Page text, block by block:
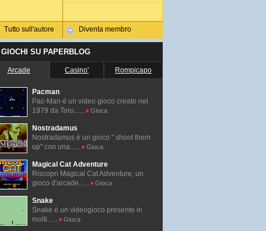
Tutto sull'autore Diventa membro
I GIOCHI SU PAPERBLOG
Arcade Casino' Rompicapo
Pacman
Pac-Man é un video gioco creato nel
1979 da Toru......
Gioca
Nostradamus
Nostradamus è un gioco " shoot them
up" con una......
Gioca
Magical Cat Adventure
Riscopri Magical Cat Adventure, un
gioco d'arcade......
Gioca
Snake
Snake è un videogioco presente in
molti......
Gioca